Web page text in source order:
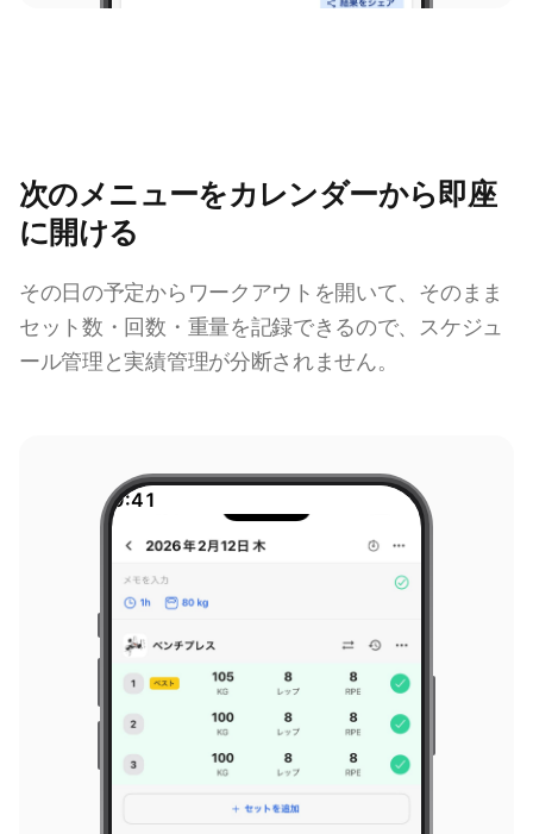
次のメニューをカレンダーから即座
に開ける
その日の予定からワークアウトを開いて、そのまま
セット数・回数・重量を記録できるので、スケジュ
ール管理と実績管理が分断されません。
9:41